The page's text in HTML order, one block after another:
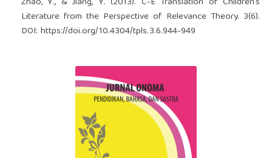
Literature from the Perspective of Relevance Theory. 3(6).
DOI: https://doi.org/10.4304/tpls.3.6.944-949